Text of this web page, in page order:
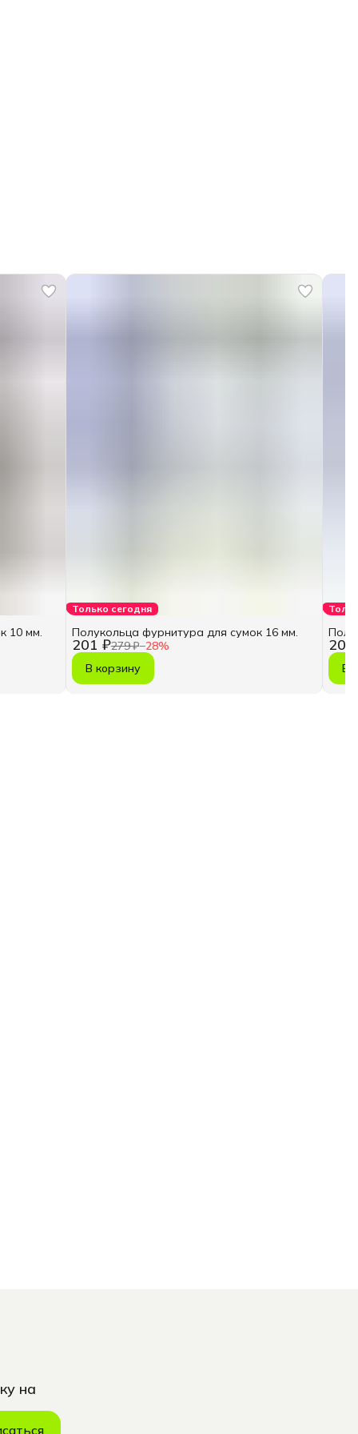
10 мм.
Только сегодня
201 ₽279 ₽−28%
Полукольца фурнитура для сумок 16 мм.
В корзину
207
В
на